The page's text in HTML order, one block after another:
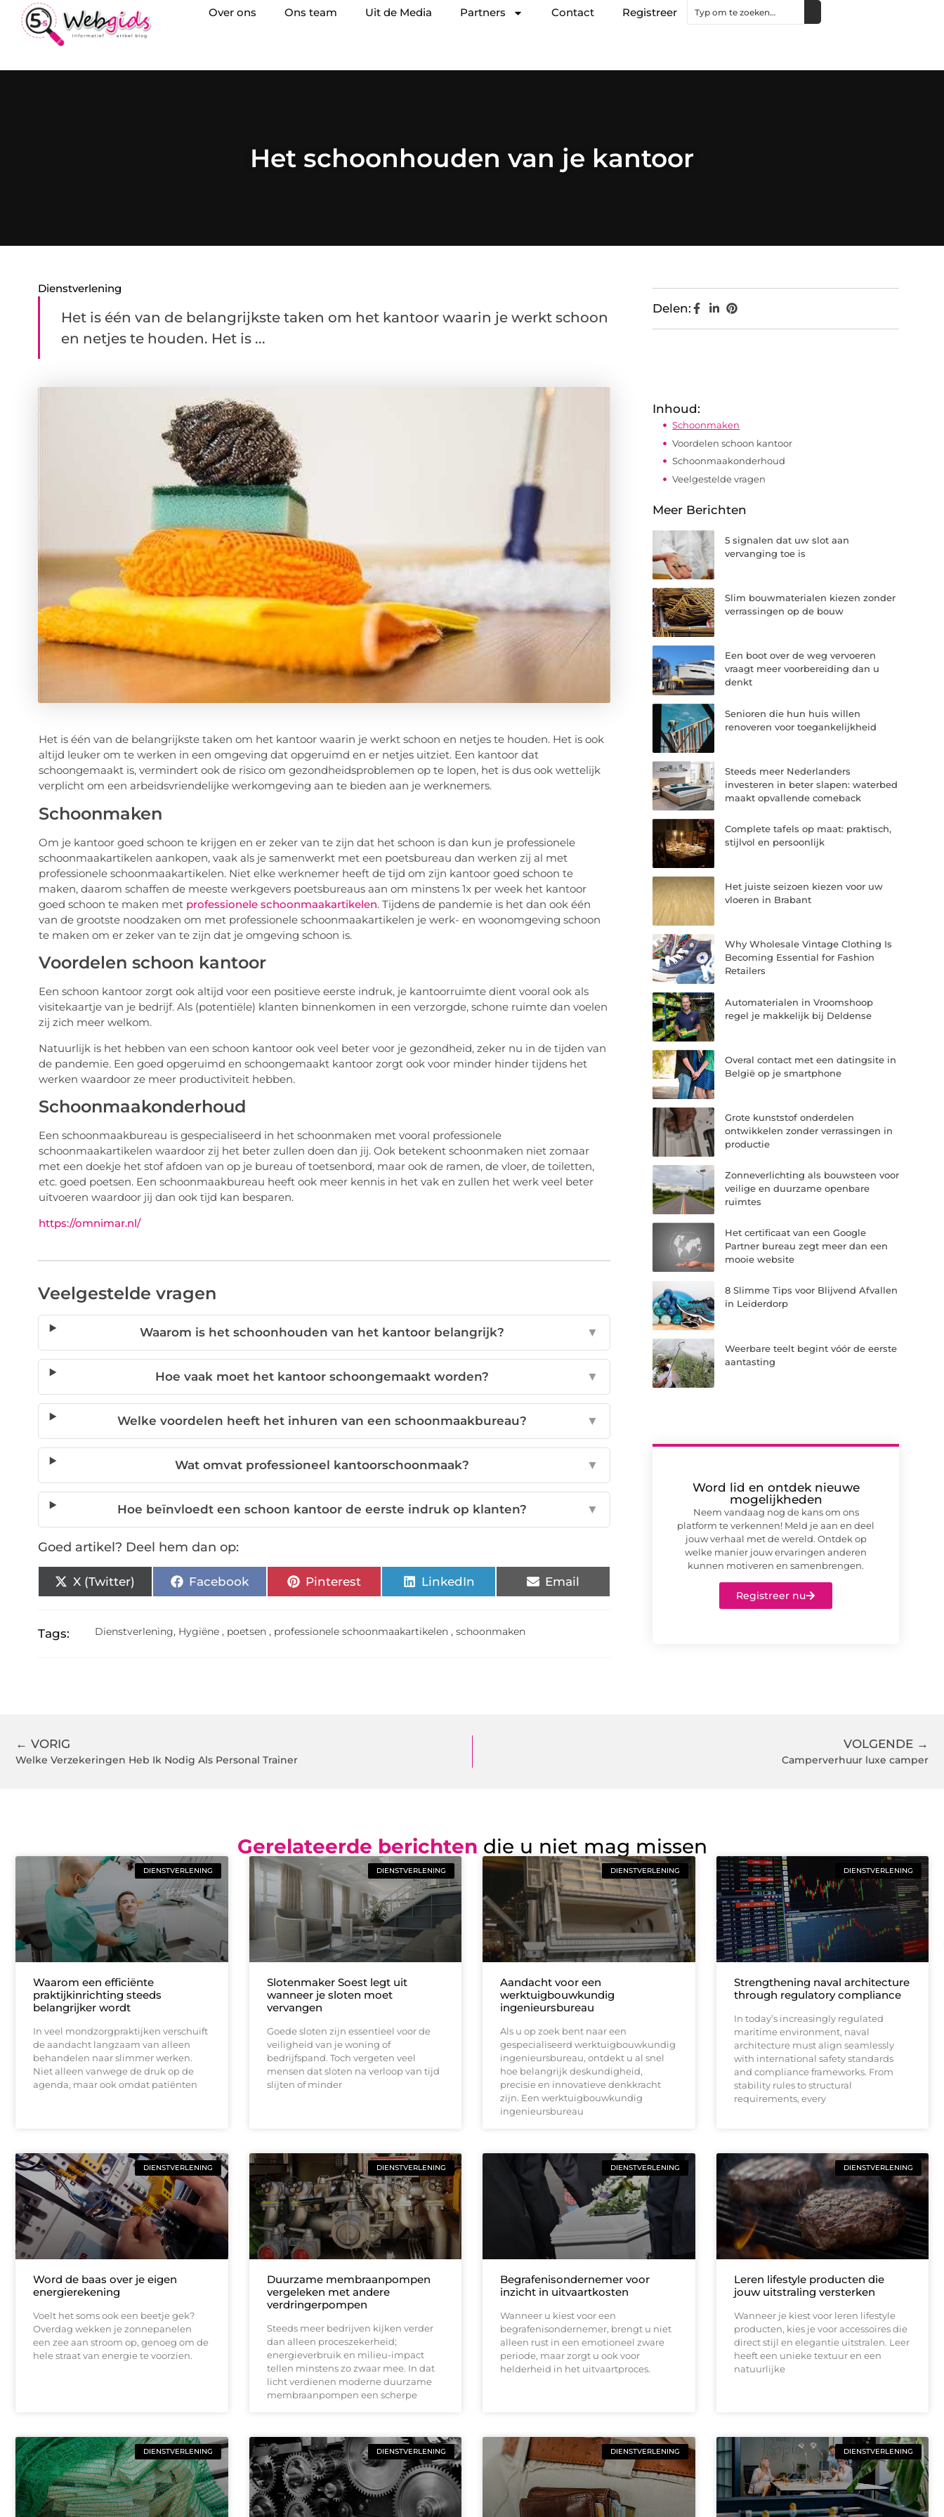
Over ons Ons team Uit de Media Partners Contact Registreer
Het schoonhouden van je kantoor
Dienstverlening
Het is één van de belangrijkste taken om het kantoor waarin je werkt schoon
en netjes te houden. Het is ...
Het is één van de belangrijkste taken om het kantoor waarin je werkt schoon en netjes te houden. Het is ook
altijd leuker om te werken in een omgeving dat opgeruimd en er netjes uitziet. Een kantoor dat
schoongemaakt is, vermindert ook de risico om gezondheidsproblemen op te lopen, het is dus ook wettelijk
verplicht om een arbeidsvriendelijke werkomgeving aan te bieden aan je werknemers.
Schoonmaken
Om je kantoor goed schoon te krijgen en er zeker van te zijn dat het schoon is dan kun je professionele
schoonmaakartikelen aankopen, vaak als je samenwerkt met een poetsbureau dan werken zij al met
professionele schoonmaakartikelen. Niet elke werknemer heeft de tijd om zijn kantoor goed schoon te
maken, daarom schaffen de meeste werkgevers poetsbureaus aan om minstens 1x per week het kantoor
goed schoon te maken met professionele schoonmaakartikelen. Tijdens de pandemie is het dan ook één
van de grootste noodzaken om met professionele schoonmaakartikelen je werk- en woonomgeving schoon
te maken om er zeker van te zijn dat je omgeving schoon is.
Voordelen schoon kantoor
Een schoon kantoor zorgt ook altijd voor een positieve eerste indruk, je kantoorruimte dient vooral ook als
visitekaartje van je bedrijf. Als (potentiële) klanten binnenkomen in een verzorgde, schone ruimte dan voelen
zij zich meer welkom.
Natuurlijk is het hebben van een schoon kantoor ook veel beter voor je gezondheid, zeker nu in de tijden van
de pandemie. Een goed opgeruimd en schoongemaakt kantoor zorgt ook voor minder hinder tijdens het
werken waardoor ze meer productiviteit hebben.
Schoonmaakonderhoud
Een schoonmaakbureau is gespecialiseerd in het schoonmaken met vooral professionele
schoonmaakartikelen waardoor zij het beter zullen doen dan jij. Ook betekent schoonmaken niet zomaar
met een doekje het stof afdoen van op je bureau of toetsenbord, maar ook de ramen, de vloer, de toiletten,
etc. goed poetsen. Een schoonmaakbureau heeft ook meer kennis in het vak en zullen het werk veel beter
uitvoeren waardoor jij dan ook tijd kan besparen.
https://omnimar.nl/
Veelgestelde vragen
Waarom is het schoonhouden van het kantoor belangrijk? ▼
Hoe vaak moet het kantoor schoongemaakt worden? ▼
Welke voordelen heeft het inhuren van een schoonmaakbureau? ▼
Wat omvat professioneel kantoorschoonmaak? ▼
Hoe beïnvloedt een schoon kantoor de eerste indruk op klanten? ▼
Goed artikel? Deel hem dan op:
X (Twitter) Facebook Pinterest LinkedIn Email
Tags: Dienstverlening, Hygiëne , poetsen , professionele schoonmaakartikelen ,schoonmaken
Delen:
Inhoud:
Schoonmaken
Voordelen schoon kantoor
Schoonmaakonderhoud
Veelgestelde vragen
Meer Berichten
5 signalen dat uw slot aan
vervanging toe is
Slim bouwmaterialen kiezen zonder
verrassingen op de bouw
Een boot over de weg vervoeren
vraagt meer voorbereiding dan u
denkt
Senioren die hun huis willen
renoveren voor toegankelijkheid
Steeds meer Nederlanders
investeren in beter slapen: waterbed
maakt opvallende comeback
Complete tafels op maat: praktisch,
stijlvol en persoonlijk
Het juiste seizoen kiezen voor uw
vloeren in Brabant
Why Wholesale Vintage Clothing Is
Becoming Essential for Fashion
Retailers
Automaterialen in Vroomshoop
regel je makkelijk bij Deldense
Overal contact met een datingsite in
België op je smartphone
Grote kunststof onderdelen
ontwikkelen zonder verrassingen in
productie
Zonneverlichting als bouwsteen voor
veilige en duurzame openbare
ruimtes
Het certificaat van een Google
Partner bureau zegt meer dan een
mooie website
8 Slimme Tips voor Blijvend Afvallen
in Leiderdorp
Weerbare teelt begint vóór de eerste
aantasting
Word lid en ontdek nieuwe
mogelijkheden
Neem vandaag nog de kans om ons
platform te verkennen! Meld je aan en deel
jouw verhaal met de wereld. Ontdek op
welke manier jouw ervaringen anderen
kunnen motiveren en samenbrengen.
Registreer nu
← VORIG
Welke Verzekeringen Heb Ik Nodig Als Personal Trainer
VOLGENDE →
Camperverhuur luxe camper
Gerelateerde berichten die u niet mag missen
DIENSTVERLENING
Waarom een efficiënte
praktijkinrichting steeds
belangrijker wordt
In veel mondzorgpraktijken verschuift
de aandacht langzaam van alleen
behandelen naar slimmer werken.
Niet alleen vanwege de druk op de
agenda, maar ook omdat patiënten
DIENSTVERLENING
Slotenmaker Soest legt uit
wanneer je sloten moet
vervangen
Goede sloten zijn essentieel voor de
veiligheid van je woning of
bedrijfspand. Toch vergeten veel
mensen dat sloten na verloop van tijd
slijten of minder
DIENSTVERLENING
Aandacht voor een
werktuigbouwkundig
ingenieursbureau
Als u op zoek bent naar een
gespecialiseerd werktuigbouwkundig
ingenieursbureau, ontdekt u al snel
hoe belangrijk deskundigheid,
precisie en innovatieve denkkracht
zijn. Een werktuigbouwkundig
ingenieursbureau
DIENSTVERLENING
Strengthening naval architecture
through regulatory compliance
In today’s increasingly regulated
maritime environment, naval
architecture must align seamlessly
with international safety standards
and compliance frameworks. From
stability rules to structural
requirements, every
DIENSTVERLENING
Word de baas over je eigen
energierekening
Voelt het soms ook een beetje gek?
Overdag wekken je zonnepanelen
een zee aan stroom op, genoeg om de
hele straat van energie te voorzien.
DIENSTVERLENING
Duurzame membraanpompen
vergeleken met andere
verdringerpompen
Steeds meer bedrijven kijken verder
dan alleen proceszekerheid;
energieverbruik en milieu-impact
tellen minstens zo zwaar mee. In dat
licht verdienen moderne duurzame
membraanpompen een scherpe
DIENSTVERLENING
Begrafenisondernemer voor
inzicht in uitvaartkosten
Wanneer u kiest voor een
begrafenisondernemer, brengt u niet
alleen rust in een emotioneel zware
periode, maar zorgt u ook voor
helderheid in het uitvaartproces.
DIENSTVERLENING
Leren lifestyle producten die
jouw uitstraling versterken
Wanneer je kiest voor leren lifestyle
producten, kies je voor accessoires die
direct stijl en elegantie uitstralen. Leer
heeft een unieke textuur en een
natuurlijke
DIENSTVERLENING DIENSTVERLENING DIENSTVERLENING DIENSTVERLENING